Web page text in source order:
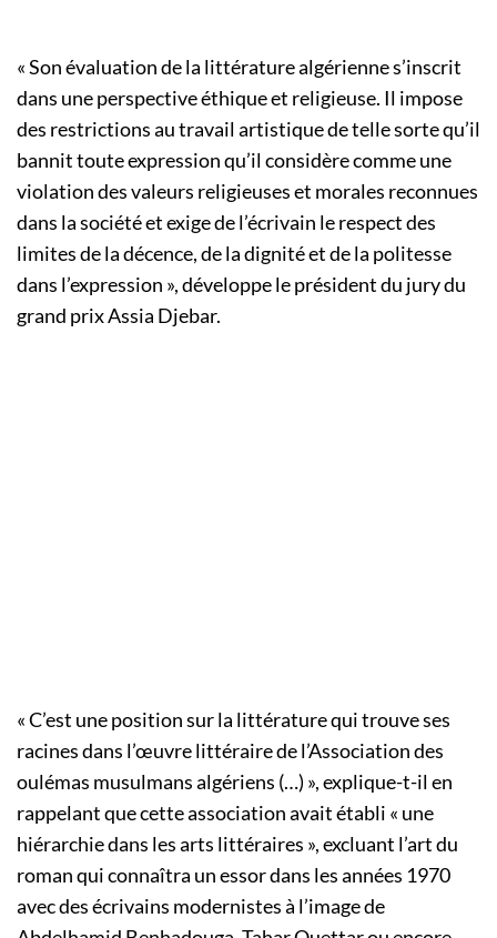
« Son évaluation de la littérature algérienne s’inscrit
dans une perspective éthique et religieuse. Il impose
des restrictions au travail artistique de telle sorte qu’il
bannit toute expression qu’il considère comme une
violation des valeurs religieuses et morales reconnues
dans la société et exige de l’écrivain le respect des
limites de la décence, de la dignité et de la politesse
dans l’expression », développe le président du jury du
grand prix Assia Djebar.
« C’est une position sur la littérature qui trouve ses
racines dans l’œuvre littéraire de l’Association des
oulémas musulmans algériens (…) », explique-t-il en
rappelant que cette association avait établi « une
hiérarchie dans les arts littéraires », excluant l’art du
roman qui connaîtra un essor dans les années 1970
avec des écrivains modernistes à l’image de